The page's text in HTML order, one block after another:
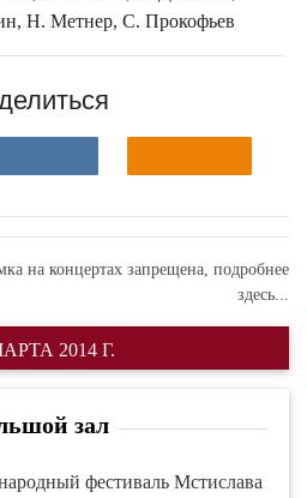
Н. Метнер, С. Прокофьев
на концертах запрещена, подробнее
здесь...
2014 Г.
зал
фестиваль Мстислава